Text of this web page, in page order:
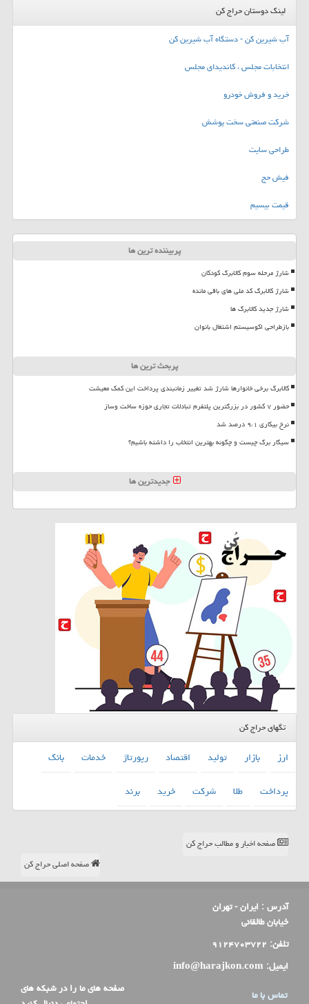
لینک دوستان حراج کن
آب شیرین کن - دستگاه آب شیرین کن
انتخابات مجلس ، کاندیدای مجلس
خرید و فروش خودرو
شرکت صنعتی سخت پوشش
طراحی سایت
فیش حج
قیمت بیسیم
پربیننده ترین ها
شارژ مرحله سوم کالابرگ کودکان
شارژ کالابرگ کد ملی های باقی مانده
شارژ جدید کالابرگ ها
بازطراحی اکوسیستم اشتغال بانوان
پربحث ترین ها
کالابرگ برخی خانوارها شارژ شد تغییر زمانبندی پرداخت این کمک معیشت
حضور ۷ کشور در بزرگترین پلتفرم تبادلات تجاری حوزه ساخت وساز
نرخ بیکاری ۹،۱ درصد شد
سیگار برگ چیست و چگونه بهترین انتخاب را داشته باشیم؟
جدیدترین ها
تگهای حراج کن
ارز بازار تولید اقتصاد رپورتاژ خدمات
بانك
پرداخت
طلا شركت خرید برند
صفحه اخبار و مطالب حراج کن
صفحه اصلی حراج کن
آدرس : ایران - تهران
خیابان طالقانی
تلفن: ۹۱۲۴۷۰۳۷۲۲
ایمیل: info@harajkon.com
تماس با ما
صفحه های ما را در شبکه های